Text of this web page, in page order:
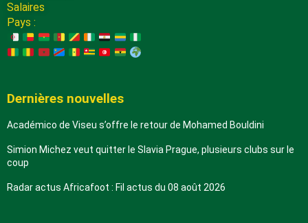
Salaires
Pays :
Dernières nouvelles
Académico de Viseu s’offre le retour de Mohamed Bouldini
Simion Michez veut quitter le Slavia Prague, plusieurs clubs sur le
coup
Radar actus Africafoot : Fil actus du 08 août 2026